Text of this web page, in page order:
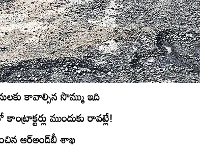
కావాల్సిన సొమ్ము ఇది
ముందుకు రావట్లే!
ఆర్‌అండ్‌బీ శాఖ